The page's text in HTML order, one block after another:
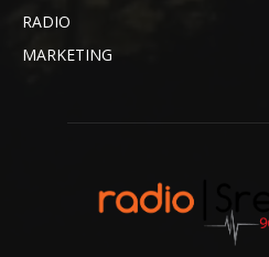
RADIO
MARKETING